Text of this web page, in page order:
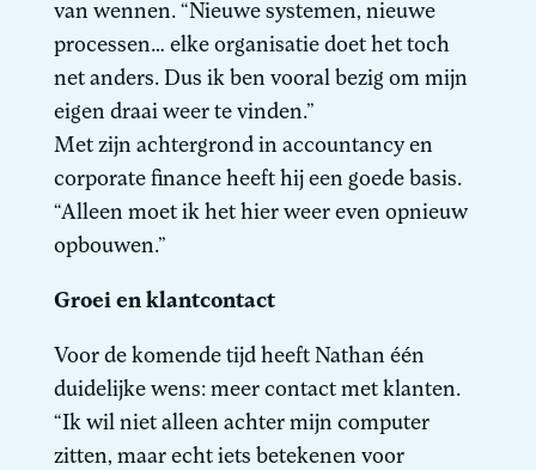
van wennen. “Nieuwe systemen, nieuwe
processen… elke organisatie doet het toch
net anders. Dus ik ben vooral bezig om mijn
eigen draai weer te vinden.”
Met zijn achtergrond in accountancy en
corporate finance heeft hij een goede basis.
“Alleen moet ik het hier weer even opnieuw
opbouwen.”
Groei en klantcontact
Voor de komende tijd heeft Nathan één
duidelijke wens: meer contact met klanten.
“Ik wil niet alleen achter mijn computer
zitten, maar echt iets betekenen voor